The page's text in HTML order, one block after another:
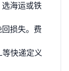
海运或铁
损失。费
快递定义